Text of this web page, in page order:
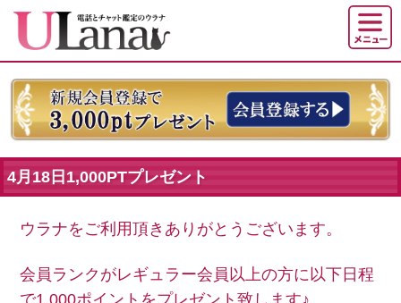
4月18日1,000PTプレゼント
ウラナをご利用頂きありがとうございます。
会員ランクがレギュラー会員以上の方に以下日程